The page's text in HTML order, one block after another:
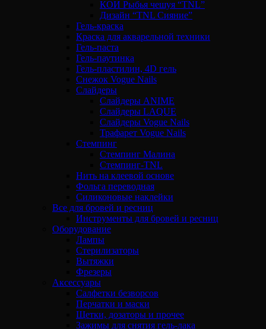
КОИ Рыбья чешуя “TNL”
Дизайн “TNL Сияние”
Гель-краска
Краска для акварельной техники
Гель-паста
Гель-паутинка
Гель-пластилин, 4D гель
Снежок Vogue Nails
Слайдеры
Слайдеры ANIME
Слайдеры LAQUE
Слайдеры Vogue Nails
Трафарет Vogue Nails
Стемпинг
Стемпинг Малина
Стемпинг-TNL
Нить на клеевой основе
Фольга переводная
Силиконовые наклейки
Все для бровей и ресниц
Инструменты для бровей и ресниц
Оборудование
Лампы
Стерилизаторы
Вытяжки
Фрезеры
Аксессуары
Салфетки безворсов
Перчатки и маски
Щетки, дозаторы и прочее
Зажимы для снятия гель-лака